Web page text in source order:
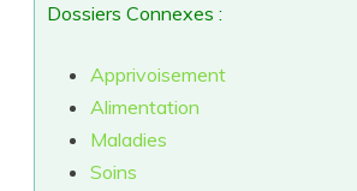
Dossiers Connexes :
Apprivoisement
Alimentation
Maladies
Soins